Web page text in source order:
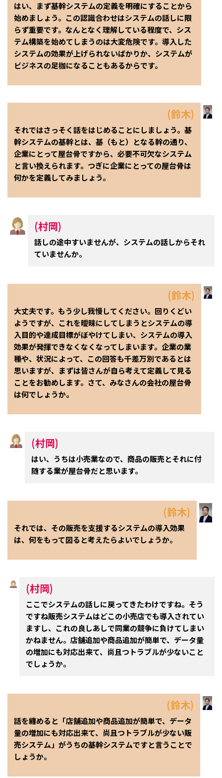
はい、まず基幹システムの定義を明確にすることから
始めましょう。この認識合わせはシステムの話しに限
らず重要です。なんとなく理解している程度で、シス
テム構築を始めてしまうのは大変危険です。導入した
システムの効果が上げられないばかりか、システムが
ビジネスの足枷になることもあるからです。
(鈴木)
それではさっそく話をはじめることにしましょう。基
幹システムの基幹とは、基（もと）となる幹の通り、
企業にとって屋台骨ですから、必要不可欠なシステム
と言い換えられます。つぎに企業にとっての屋台骨は
何かを定義してみましょう。
(村岡)
話しの途中すいませんが、システムの話しからそれ
ていませんか。
(鈴木)
大丈夫です。もう少し我慢してください。回りくどい
ようですが、これを曖昧にしてしまうとシステムの導
入目的や達成目標がぼやけてしまい、システムの導入
効果が発揮できなくなくなってしまいます。企業の業
種や、状況によって、この回答も千差万別であるとは
思いますが、まずは皆さんが自ら考えて定義して見る
ことをお勧めします。さて、みなさんの会社の屋台骨
は何でしょうか。
(村岡)
はい、うちは小売業なので、商品の販売とそれに付
随する業が屋台骨だと思います。
(鈴木)
それでは、その販売を支援するシステムの導入効果
は、何をもって図ると考えたらよいでしょうか。
(村岡)
ここでシステムの話しに戻ってきたわけですね。そう
ですね販売システムはどこの小売店でも導入されてい
ますし、これの良しあしで同業の競争に負けてしまい
かねません。店舗追加や商品追加が簡単で、データ量
の増加にも対応出来て、尚且つトラブルが少ないこと
でしょうか。
(鈴木)
話を纏めると「店舗追加や商品追加が簡単で、データ
量の増加にも対応出来て、尚且つトラブルが少ない販
売システム」がうちの基幹システムですと言うことで
しょうか。